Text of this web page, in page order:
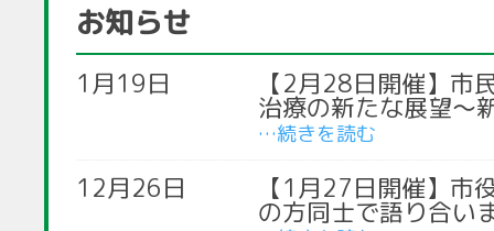
お知らせ
1月19日 【2月28日開催】市
治療の新たな展望～
12月26日 【1月27日開催】市
の方同士で語り合い